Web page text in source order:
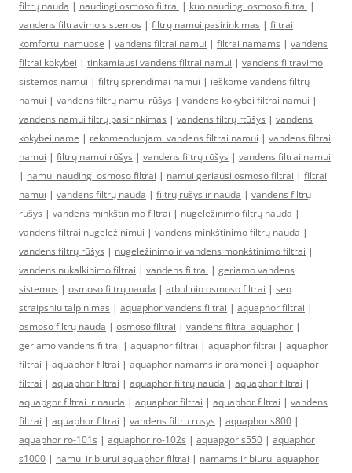
filtrų nauda | naudingi osmoso filtrai | kuo naudingi osmoso filtrai |
vandens filtravimo sistemos | filtrų namui pasirinkimas | filtrai
komfortui namuose | vandens filtrai namui | filtrai namams | vandens
filtrai kokybei | tinkamiausi vandens filtrai namui | vandens filtravimo
sistemos namui | filtrų sprendimai namui | ieškome vandens filtrų
namui | vandens filtrų namui rūšys | vandens kokybei filtrai namui |
vandens namui filtrų pasirinkimas | vandens filtrų rtūšys | vandens
kokybei name | rekomenduojami vandens filtrai namui | vandens filtrai
namui | filtrų namui rūšys | vandens filtrų rūšys | vandens filtrai namui
| namui naudingi osmoso filtrai | namui geriausi osmoso filtrai | filtrai
namui | vandens filtrų nauda | filtrų rūšys ir nauda | vandens filtrų
rūšys | vandens minkštinimo filtrai | nugeležinimo filtrų nauda |
vandens filtrai nugeležinimui | vandens minkštinimo filtrų nauda |
vandens filtrų rūšys | nugeležinimo ir vandens monkštinimo filtrai |
vandens nukalkinimo filtrai | vandens filtrai | geriamo vandens
sistemos | osmoso filtrų nauda | atbulinio osmoso filtrai | seo
straipsniu talpinimas | aquaphor vandens filtrai | aquaphor filtrai |
osmoso filtrų nauda | osmoso filtrai | vandens filtrai aquaphor |
geriamo vandens filtrai | aquaphor filtrai | aquaphor filtrai | aquaphor
filtrai | aquaphor filtrai | aquaphor namams ir pramonei | aquaphor
filtrai | aquaphor filtrai | aquaphor filtrų nauda | aquaphor filtrai |
aquapgor filtrai ir nauda | aquaphor filtrai | aquaphor filtrai | vandens
filtrai | aquaphor filtrai | vandens filtru rusys | aquaphor s800 |
aquaphor ro-101s | aquaphor ro-102s | aquapgor s550 | aquaphor
s1000 | namui ir biurui aquaphor filtrai | namams ir biurui aquaphor